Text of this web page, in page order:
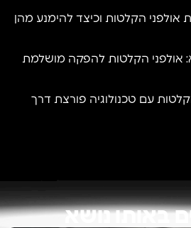
אולפני הקלטות להפקה מושלמת
עם טכנולוגיה פורצת דרך
באותו נושא